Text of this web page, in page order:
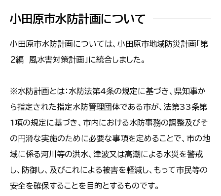
小田原市水防計画について
小田原市水防計画については、小田原市地域防災計画「第
２編 風水害対策計画」に統合しました。
※水防計画とは：水防法第4条の規定に基づき、県知事か
ら指定された指定水防管理団体である市が、法第33条第
1項の規定に基づき、市内における水防事務の調整及びそ
の円滑な実施のために必要な事項を定めることで、市の地
域に係る河川等の洪水、津波又は高潮による水災を警戒
し、防御し、及びこれによる被害を軽減し、もって市民等の
安全を確保することを目的とするものです。